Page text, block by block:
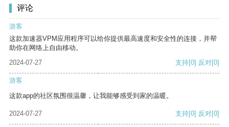
评论
游客
这款加速器VPM应用程序可以给你提供最高速度和安全性的连接，并帮
助你在网络上自由移动。
2024-07-27
支持[0] 反对[0]
游客
这款app的社区氛围很温馨，让我能够感受到家的温暖。
2024-07-27 支持[0] 反对[0]